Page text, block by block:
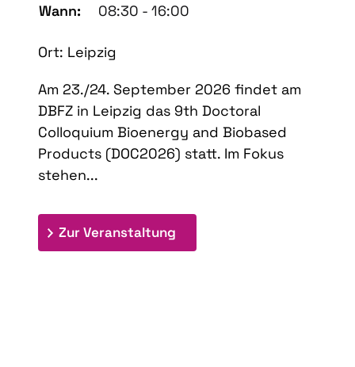
Wann:
08:30 - 16:00
Ort: Leipzig
Am 23./24. September 2026 findet am
DBFZ in Leipzig das 9th Doctoral
Colloquium Bioenergy and Biobased
Products (DOC2026) statt. Im Fokus
stehen...
Zur Veranstaltung